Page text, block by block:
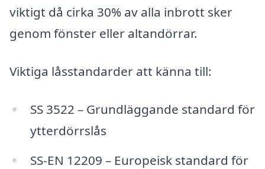
viktigt då cirka 30% av alla inbrott sker
genom fönster eller altandörrar.
Viktiga låsstandarder att känna till:
SS 3522 – Grundläggande standard för
ytterdörrslås
SS-EN 12209 – Europeisk standard för